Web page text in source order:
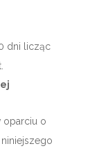
dni licząc
oparciu o